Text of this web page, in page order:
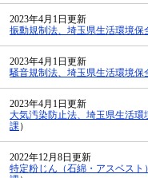
2023年4月1日更新
振動規制法、埼玉県生活環境
2023年4月1日更新
騒音規制法、埼玉県生活環境
2023年4月1日更新
大気汚染防止法、埼玉県生活
課）
2022年12月8日更新
特定粉じん（石綿・アスベス